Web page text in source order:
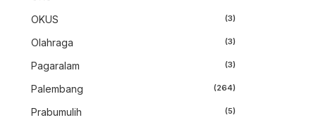
OKUS (3)
Olahraga (3)
Pagaralam (3)
Palembang (264)
Prabumulih (5)